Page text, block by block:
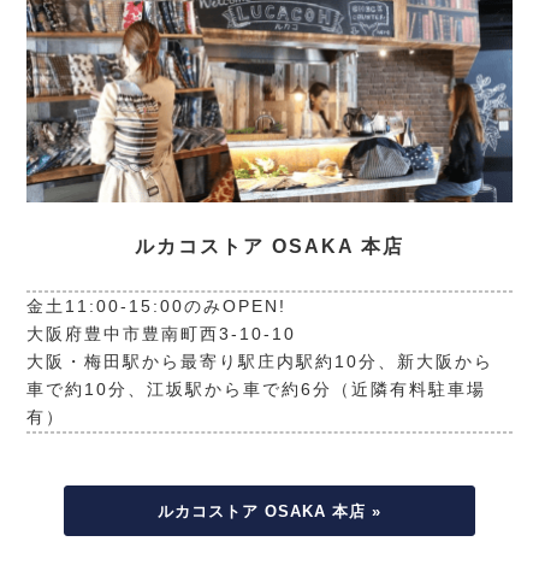
ルカコストア OSAKA 本店
金土11:00-15:00のみOPEN!
大阪府豊中市豊南町西3-10-10
大阪・梅田駅から最寄り駅庄内駅約10分、新大阪から
車で約10分、江坂駅から車で約6分（近隣有料駐車場
有）
ルカコストア OSAKA 本店 »